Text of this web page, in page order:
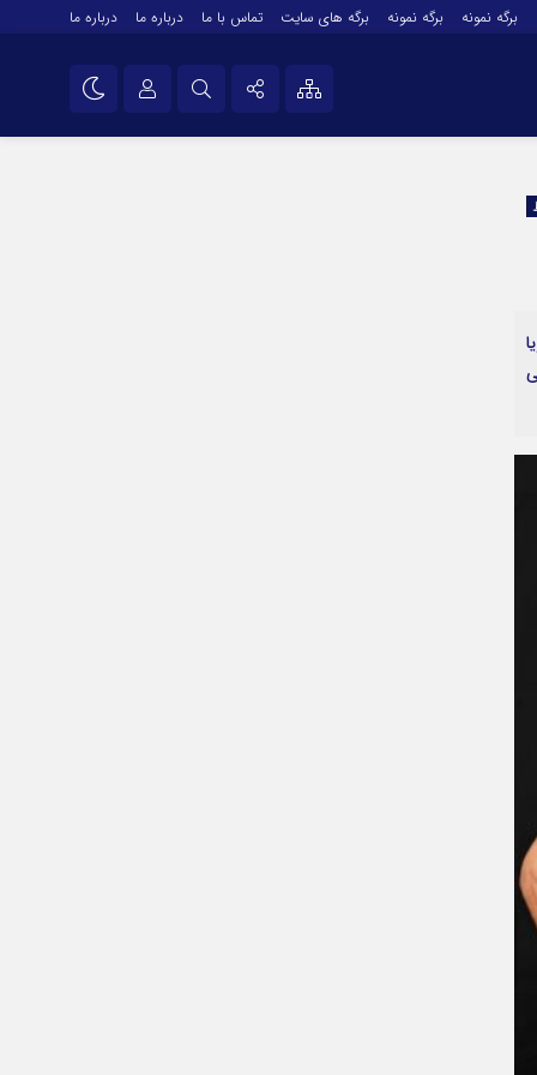
برگه نمونه برگه نمونه برگه های سایت تماس با ما درباره ما درباره ما